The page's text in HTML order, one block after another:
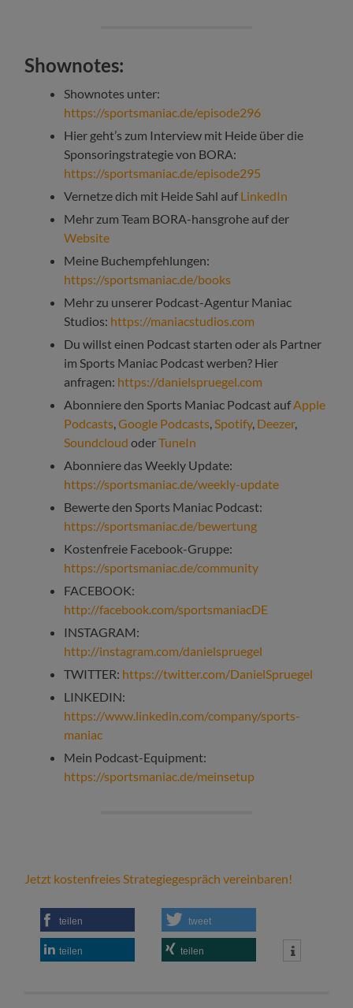
Shownotes:
Shownotes unter:
https://sportsmaniac.de/episode296
Hier geht’s zum Interview mit Heide über die
Sponsoringstrategie von BORA:
https://sportsmaniac.de/episode295
Vernetze dich mit Heide Sahl auf LinkedIn
Mehr zum Team BORA-hansgrohe auf der
Website
Meine Buchempfehlungen:
https://sportsmaniac.de/books
Mehr zu unserer Podcast-Agentur Maniac
Studios: https://maniacstudios.com
Du willst einen Podcast starten oder als Partner
im Sports Maniac Podcast werben? Hier
anfragen: https://danielspruegel.com
Abonniere den Sports Maniac Podcast aufApple
Podcasts,Google Podcasts,Spotify, Deezer,
Soundcloud oderTuneIn
Abonniere das Weekly Update:
https://sportsmaniac.de/weekly-update
Bewerte den Sports Maniac Podcast:
https://sportsmaniac.de/bewertung
Kostenfreie Facebook-Gruppe:
https://sportsmaniac.de/community
FACEBOOK:
http://facebook.com/sportsmaniacDE
INSTAGRAM:
http://instagram.com/danielspruegel
TWITTER: https://twitter.com/DanielSpruegel
LINKEDIN:
https://www.linkedin.com/company/sports-
maniac
Mein Podcast-Equipment:
https://sportsmaniac.de/meinsetup
Jetzt kostenfreies Strategiegespräch vereinbaren!
teilen tweet
teilen teilen